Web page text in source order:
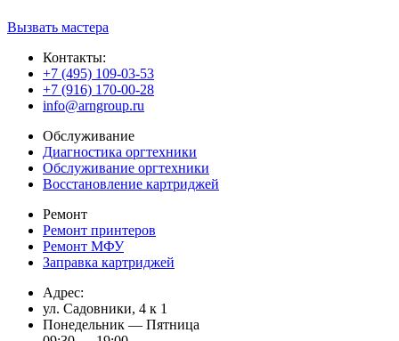
Вызвать мастера
Контакты:
+7 (495) 109-03-53
+7 (916) 170-00-28
info@arngroup.ru
Обслуживание
Диагностика оргтехники
Обслуживание оргтехники
Восстановление картриджей
Ремонт
Ремонт принтеров
Ремонт МФУ
Заправка картриджей
Адрес:
ул. Садовники, 4 к 1
Понедельник — Пятница